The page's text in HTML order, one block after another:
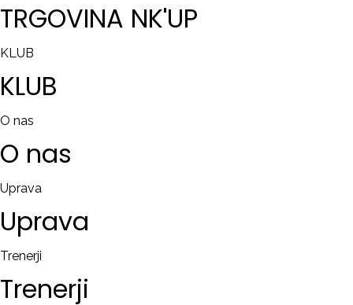
TRGOVINA NK'UP
KLUB
KLUB
O nas
O nas
Uprava
Uprava
Trenerji
Trenerji